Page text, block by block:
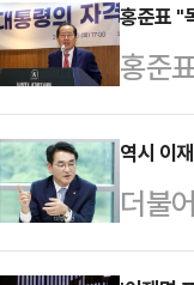
해야
은 전
지지
론상
때보
민의
제로
차주
이다.
홍준표 "
홍준
인사
북
대권
북에
역시 이
더불
비명(